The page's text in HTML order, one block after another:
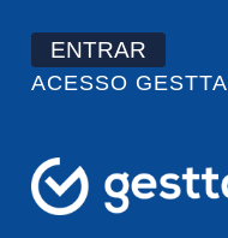
ENTRAR
ACESSO GESTTA